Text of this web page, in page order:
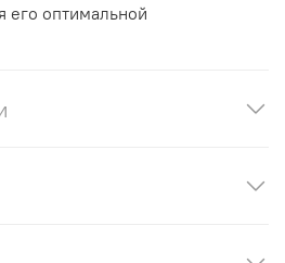
его оптимальной